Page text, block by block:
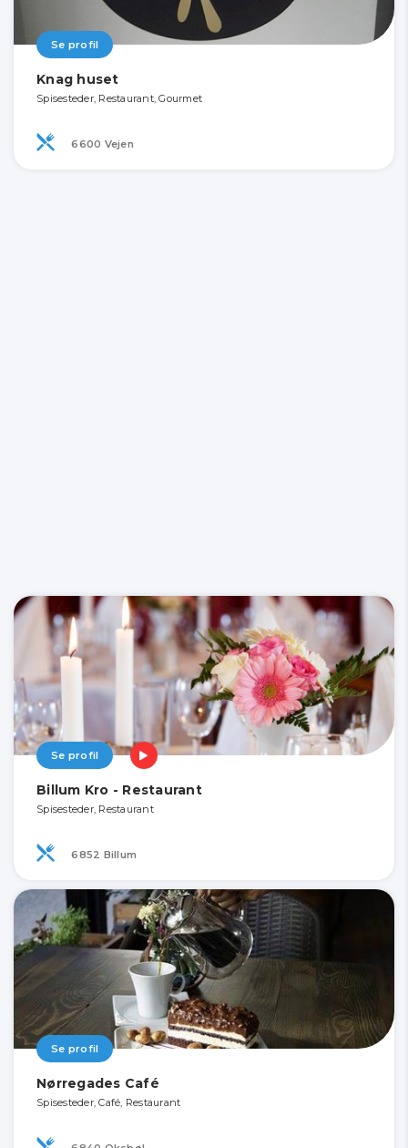
Se profil
Knag huset
Spisesteder, Restaurant, Gourmet
6600 Vejen
Se profil
Billum Kro - Restaurant
Spisesteder, Restaurant
6852 Billum
Se profil
Nørregades Café
Spisesteder, Café, Restaurant